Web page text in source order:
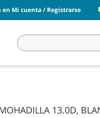
en Mi cuenta / Registrarse
13.0D,